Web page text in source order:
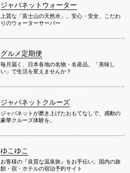
ジャパネットウォーター
上質な「富士山の天然水」。安心・安全、こだわ
りのウォーターサーバー
グルメ定期便
毎月届く、日本各地の名物・名産品。「美味し
い」で生活を変えませんか？
ジャパネットクルーズ
ジャパネットが磨き上げたおもてなしで、感動の
豪華クルーズ体験を。
ゆこゆこ
お客様の『良質な温泉旅』をお手伝い。国内の旅
館・宿・ホテルの宿泊予約サイト